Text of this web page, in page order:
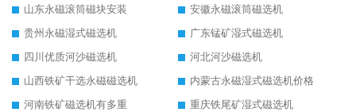
山东永磁滚筒磁块安装
安徽永磁滚筒磁选机
贵州永磁湿式磁选机
广东锰矿湿式磁选机
四川优质河沙磁选机
河北河沙磁选机
山西铁矿干选永磁磁选机
内蒙古永磁湿式磁选机价格
河南铁矿磁选机有多重
重庆铁尾矿湿式磁选机